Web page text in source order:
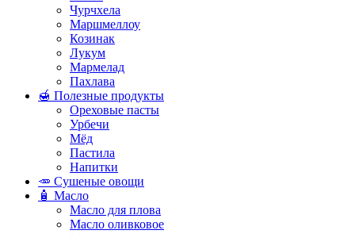
Чурчхела
Маршмеллоу
Козинак
Лукум
Мармелад
Пахлава
🍯 Полезные продукты
Ореховые пасты
Урбечи
Мёд
Пастила
Напитки
🥕 Сушеные овощи
🧴 Масло
Масло для плова
Масло оливковое